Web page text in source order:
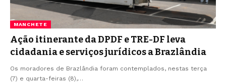
MANCHETE
Ação itinerante da DPDF e TRE-DF leva
cidadania e serviços jurídicos a Brazlândia
Os moradores de Brazlândia foram contemplados, nestas terça
(7) e quarta-feiras (8),…